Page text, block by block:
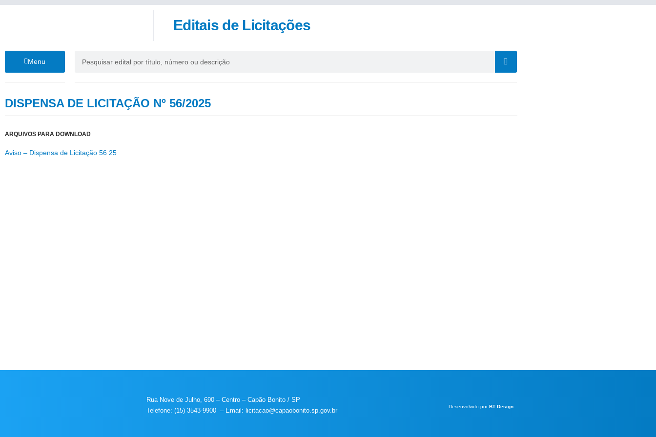
Editais de Licitações
Menu
DISPENSA DE LICITAÇÃO Nº 56/2025
ARQUIVOS PARA DOWNLOAD
Aviso – Dispensa de Licitação 56 25
Rua Nove de Julho, 690 – Centro – Capão Bonito / SP
Telefone: (15) 3543-9900 – Email: licitacao@capaobonito.sp.gov.br
Desenvolvido porBT Design